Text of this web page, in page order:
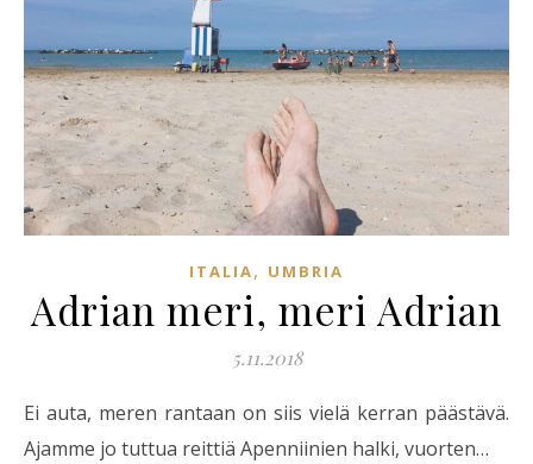
ITALIA, UMBRIA
Adrian meri, meri Adrian
5.11.2018
Ei auta, meren rantaan on siis vielä kerran päästävä.
Ajamme jo tuttua reittiä Apenniinien halki, vuorten…